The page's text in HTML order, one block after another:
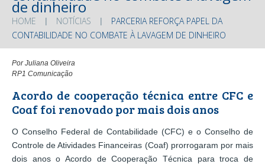
de dinheiro
HOME NOTÍCIAS
PARCERIA REFORÇA PAPEL DA
CONTABILIDADE NO COMBATE À LAVAGEM DE DINHEIRO
Por Juliana Oliveira
RP1 Comunicação
Acordo de cooperação técnica entre CFC e
Coaf foi renovado por mais dois anos
O Conselho Federal de Contabilidade (CFC) e o Conselho de
Controle de Atividades Financeiras (Coaf) prorrogaram por mais
dois anos o Acordo de Cooperação Técnica para troca de